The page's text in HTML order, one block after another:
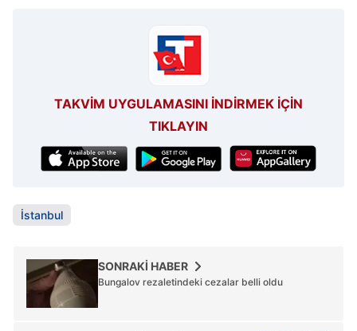
TAKVİM UYGULAMASINI İNDİRMEK İÇİN
TIKLAYIN
İstanbul
SONRAKİ HABER
Bungalov rezaletindeki cezalar belli oldu